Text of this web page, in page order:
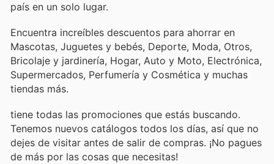
país en un solo lugar.
Encuentra increíbles descuentos para ahorrar en
Mascotas, Juguetes y bebés, Deporte, Moda, Otros,
Bricolaje y jardinería, Hogar, Auto y Moto, Electrónica,
Supermercados, Perfumería y Cosmética y muchas
tiendas más.
tiene todas las promociones que estás buscando.
Tenemos nuevos catálogos todos los días, así que no
dejes de visitar antes de salir de compras. ¡No pagues
de más por las cosas que necesitas!